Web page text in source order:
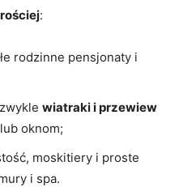
:
rodzinne pensjonaty i
wiatraki i przewiew
oknom;
moskitiery i proste
i spa.